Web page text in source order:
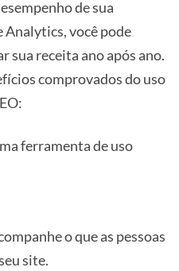
de sua
Analytics, você pode
sua receita ano após ano.
comprovados do uso
ferramenta de uso
o que as pessoas
site.